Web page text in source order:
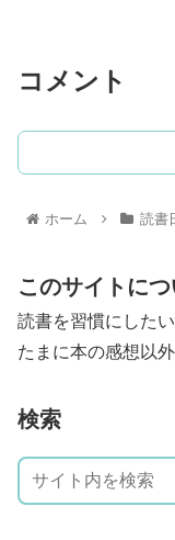
コメント
ホーム 読書
このサイトに
読書を習慣にしたい
たまに本の感想以外
検索